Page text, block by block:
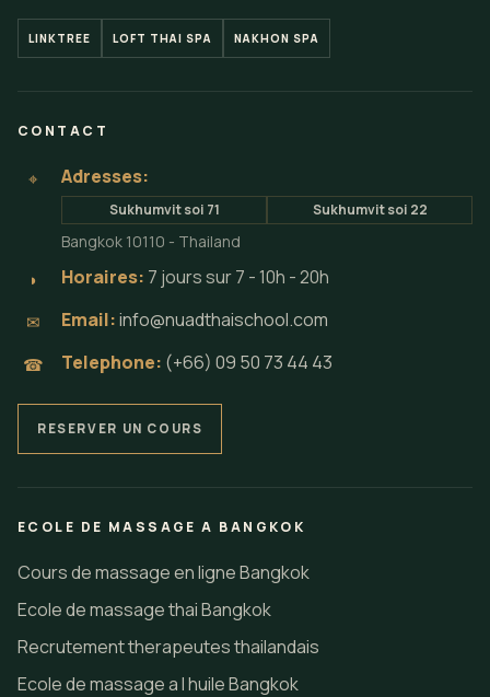
LINKTREE LOFT THAI SPA NAKHON SPA
CONTACT
⌖ Adresses:
Sukhumvit soi 71 Sukhumvit soi 22
Bangkok 10110 - Thailand
◗ Horaires: 7 jours sur 7 - 10h - 20h
✉ Email:info@nuadthaischool.com
☎ Telephone: (+66) 09 50 73 44 43
RESERVER UN COURS
ECOLE DE MASSAGE A BANGKOK
Cours de massage en ligne Bangkok
Ecole de massage thai Bangkok
Recrutement therapeutes thailandais
Ecole de massage a l huile Bangkok